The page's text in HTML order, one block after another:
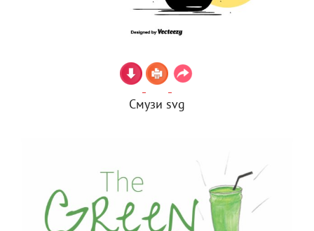
Смузи svg